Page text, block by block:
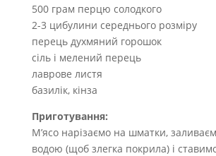
500 грам перцю солодкого
2-3 цибулини середнього розміру
перець духмяний горошок
сіль і мелений перець
лаврове листя
базилік, кінза
Приготування:
М’ясо нарізаємо на шматки,
водою (щоб злегка покрила) і